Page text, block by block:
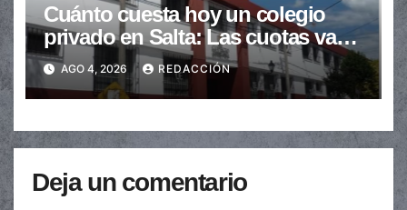
Cuánto cuesta hoy un colegio
privado en Salta: Las cuotas van
de $110.000 a más de $600.000
AGO 4, 2026 REDACCIÓN
Deja un comentario